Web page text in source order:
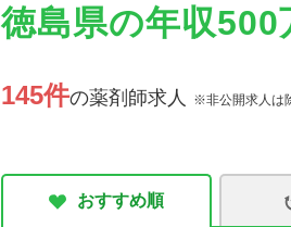
徳島県の年収500
145件の薬剤師求人 ※非公開求人は
おすすめ順